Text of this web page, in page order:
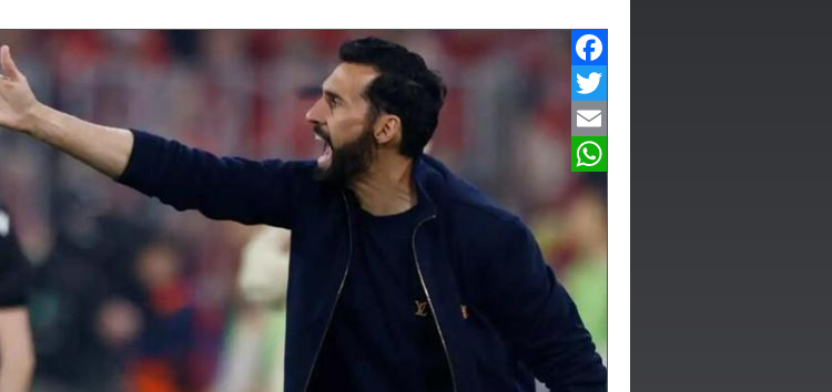
Facebook
Twitter
Email
WhatsApp